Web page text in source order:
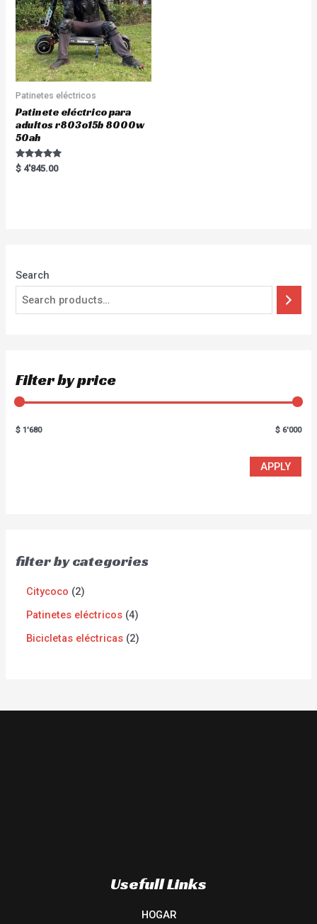
Search
Filter by price
$ 1'680 $ 6'000
APPLY
filter by categories
Citycoco 2
Patinetes eléctricos 4
Bicicletas eléctricas 2
Patinetes eléctricos
Patinete eléctrico para
adultos r803o15b 8000w
50ah
Rated
5.00
$ 4'845.00
Usefull Links
HOGAR